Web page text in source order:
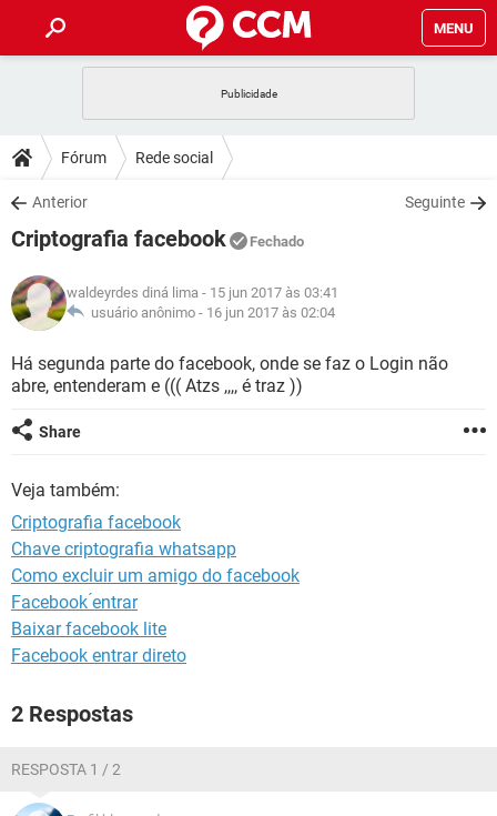
MENU
CELULAR
OUTLOOK
INSTAGRAM GMAIL
GUIA DE COMPRAS
DICAS
JOGOS
INSTAGRAM GMAIL
GUIA DE COMPRAS
DOWNLOADS
JOGOS WHATSAPP
CELULAR
OUTLOOK EXCEL
INSTAGRAM GMAIL
GUIA DE COMPRAS
FÓRUM
JOGOS WHATSAPP
CELULAR
OUTLOOK EXCEL
GLOSSÁRIO
JOGOS WHATSAPP
CELULAR FACEBOOK
OUTLOOK
GUIA DE COMPRAS
Fórum Rede social
Anterior Seguinte
Criptografia facebook Fechado
waldeyrdes diná lima - 15 jun 2017 às 03:41
usuário anônimo - 16 jun 2017 às 02:04
Há segunda parte do facebook, onde se faz o Login não
abre, entenderam e ((( Atzs ,,,, é traz ))
Share
Veja também:
Criptografia facebook
Chave criptografia whatsapp
Como excluir um amigo do facebook
Facebook ́entrar
Baixar facebook lite
Facebook entrar direto
2 Respostas
RESPOSTA 1 / 2